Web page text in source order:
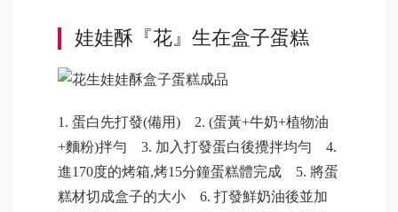
娃娃酥『花』生在盒子蛋糕
1. 蛋白先打發(備用) 2. (蛋黃+牛奶+植物油
+麵粉)拌勻 3. 加入打發蛋白後攪拌均勻 4.
進170度的烤箱,烤15分鐘蛋糕體完成 5. 將蛋
糕材切成盒子的大小 6. 打發鮮奶油後並加